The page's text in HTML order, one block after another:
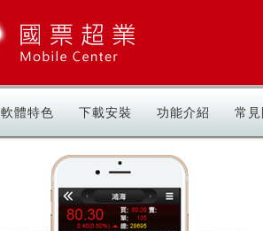
軟體特色 下載安裝 功能介紹 常見